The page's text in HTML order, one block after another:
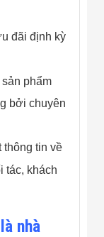
đãi định kỳ
phẩm
bởi chuyên
tin về
tác, khách
nhà